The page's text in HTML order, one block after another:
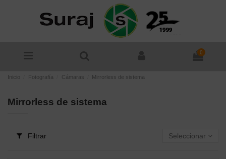
0
Inicio Fotografía Cámaras Mirrorless de sistema
Mirrorless de sistema
Filtrar Seleccionar